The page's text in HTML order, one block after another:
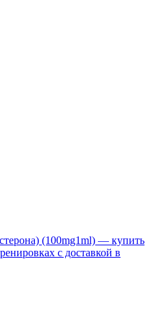
(100mg1ml) — купить
с доставкой в